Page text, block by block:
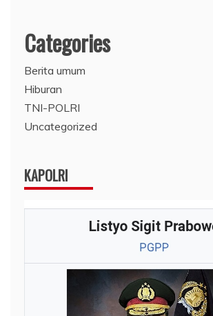
Categories
Berita umum
Hiburan
TNI-POLRI
Uncategorized
KAPOLRI